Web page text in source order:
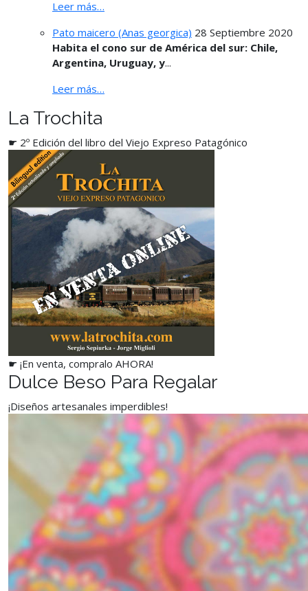
Leer más…
Pato maicero (Anas georgica) 28 Septiembre 2020
Habita el cono sur de América del sur: Chile,
Argentina, Uruguay, y...
Leer más…
La Trochita
☛ 2º Edición del libro del Viejo Expreso Patagónico
☛ ¡En venta, compralo AHORA!
Dulce Beso Para Regalar
¡Diseños artesanales imperdibles!